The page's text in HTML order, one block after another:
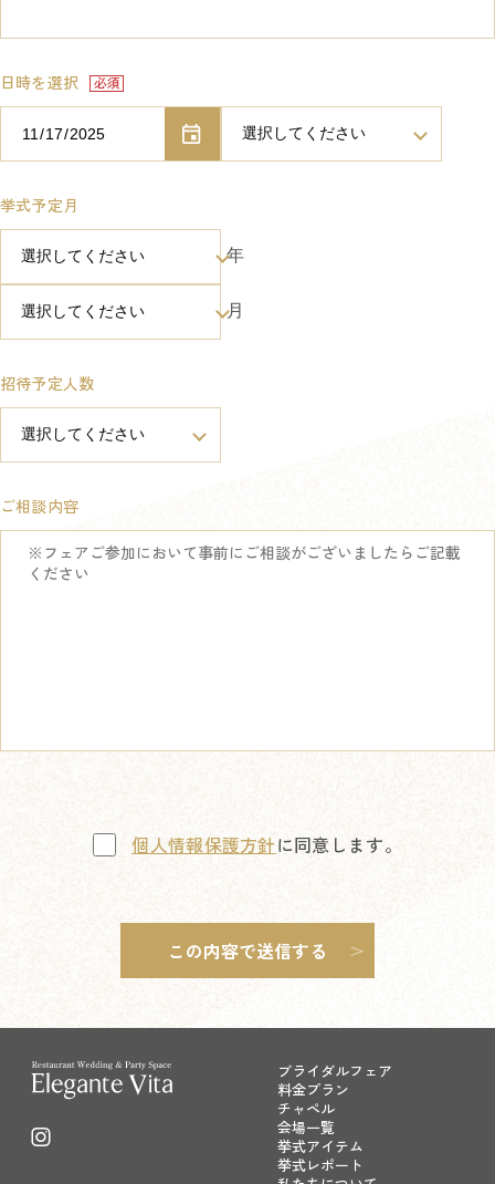
日時を選択
挙式予定月
年
月
招待予定人数
ご相談内容
個人情報保護方針に同意します。
ブライダルフェア
料金プラン
チャペル
会場一覧
挙式アイテム
挙式レポート